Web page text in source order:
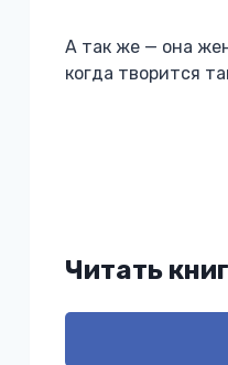
А так же — она
когда творится
Читать